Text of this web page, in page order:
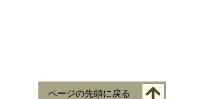
ページの先頭に戻る